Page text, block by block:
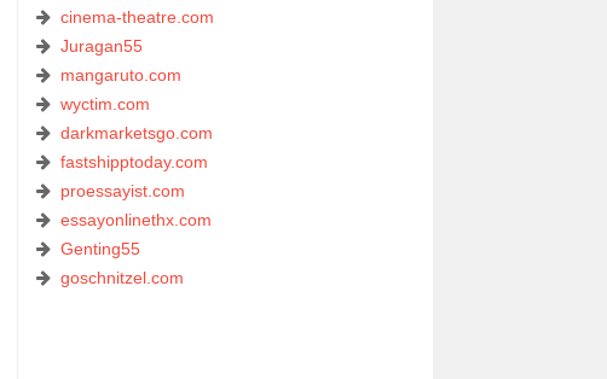
cinema-theatre.com
Juragan55
mangaruto.com
wyctim.com
darkmarketsgo.com
fastshipptoday.com
proessayist.com
essayonlinethx.com
Genting55
goschnitzel.com